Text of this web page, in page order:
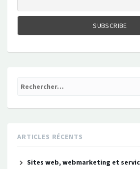
Rechercher :
ARTICLES RÉCENTS
Sites web, webmarketing et